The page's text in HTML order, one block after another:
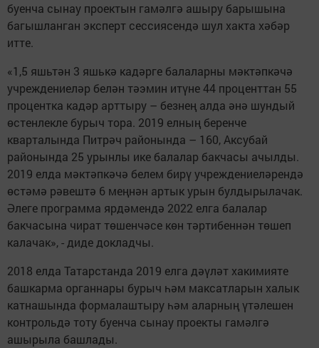
буенча сынау проектын гамәлгә ашыру барышына
багышланган эксперт сессиясендә шул хакта хәбәр
итте.
«1,5 яшьтән 3 яшькә кадәрге балаларны мәктәпкәчә
учреждениеләр белән тәэмин итүне 44 проценттан 55
процентка кадәр арттыру – безнең алда әнә шундый
өстенлекле бурыч тора. 2019 елның беренче
кварталында Питрәч районында – 160, Аксубай
районында 25 урынлы ике балалар бакчасы ачылды.
2019 елда мәктәпкәчә белем бирү учреждениеләрендә
өстәмә рәвештә 6 меңнән артык урын булдырылачак.
Әлеге программа ярдәмендә 2022 елга балалар
бакчасына чират төшенчәсе көн тәртибеннән төшеп
калачак», - диде докладчы.
2018 елда Татарстанда 2019 елга дәүләт хакимияте
башкарма органнары бурыч һәм максатларын халык
катнашында формалаштыру һәм аларның үтәлешен
контрольдә тоту буенча сынау проекты гамәлгә
ашырыла башлады.